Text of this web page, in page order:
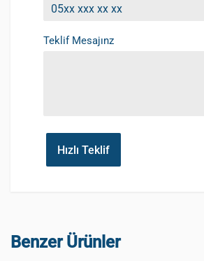
Teklif Mesajınz
Hızlı Teklif
Benzer Ürünler